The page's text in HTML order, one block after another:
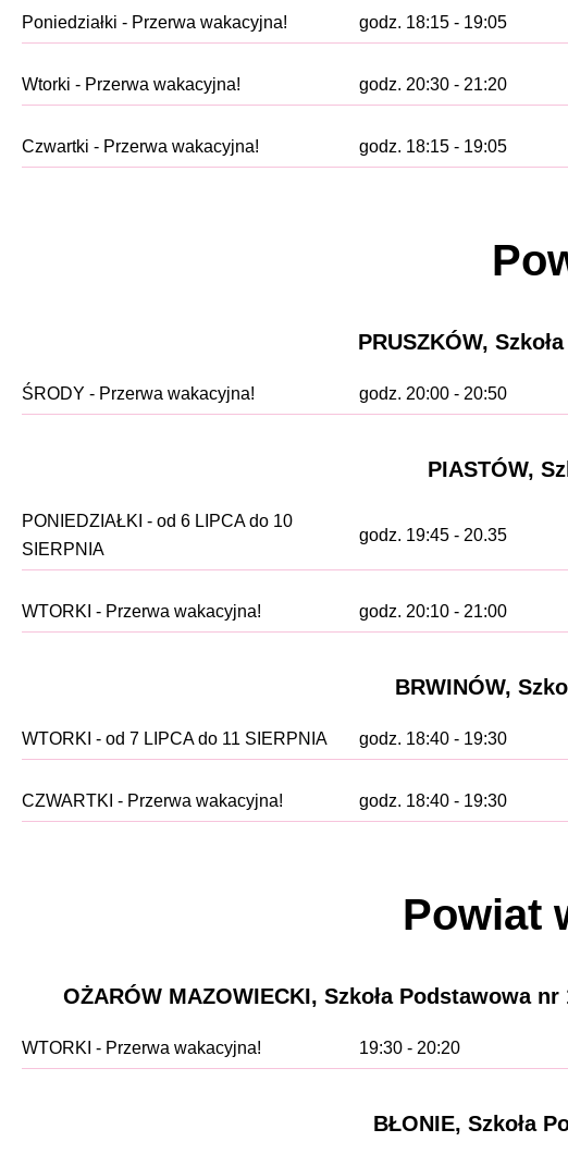
Poniedziałki - Przerwa wakacyjna! godz. 18:15 - 19:05
Wtorki - Przerwa wakacyjna! godz. 20:30 - 21:20
Czwartki - Przerwa wakacyjna! godz. 18:15 - 19:05
PRUSZKÓW,
ŚRODY - Przerwa wakacyjna! godz. 20:00 - 20:50
PIASTÓW,
PONIEDZIAŁKI - od 6 LIPCA do 10
SIERPNIA
godz. 19:45 - 20.35
WTORKI - Przerwa wakacyjna! godz. 20:10 - 21:00
BRWINÓW,
WTORKI - od 7 LIPCA do 11 SIERPNIA godz. 18:40 - 19:30
CZWARTKI - Przerwa wakacyjna! godz. 18:40 - 19:30
Powiat
OŻARÓW MAZOWIECKI, Szkoła Podstawowa
WTORKI - Przerwa wakacyjna! 19:30 - 20:20
BŁONIE, Szkoła